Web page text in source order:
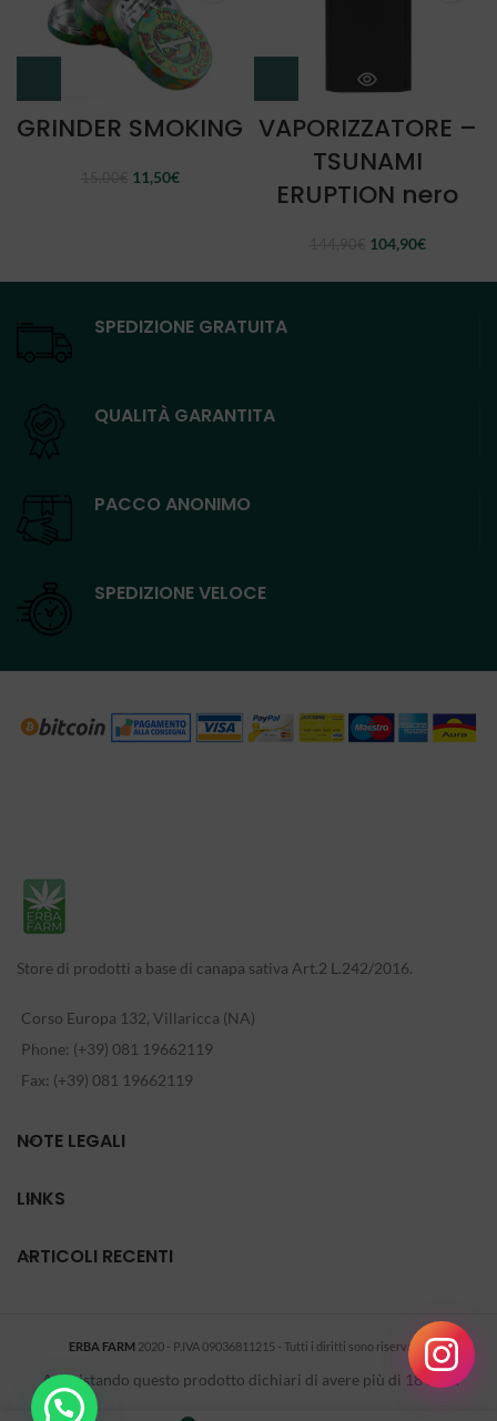
GRINDER SMOKING
Il
11,50€Il
VAPORIZZATORE –
TSUNAMI
ERUPTION nero
Il
originale
104,90€Il
attuale
SPEDIZIONE GRATUITA
QUALITÀ GARANTITA
PACCO ANONIMO
SPEDIZIONE VELOCE
Store di prodotti a base di canapa sativa Art.2 L.242/2016.
Corso Europa 132, Villaricca (NA)
Phone: (+39) 081 19662119
Fax: (+39) 081 19662119
NOTE LEGALI
LINKS
ARTICOLI RECENTI
ERBA FARM 2020 - P.IVA 09036811215 - Tutti i diritti sono riservati -.
Acquistando questo prodotto dichiari di avere più di 18 anni.